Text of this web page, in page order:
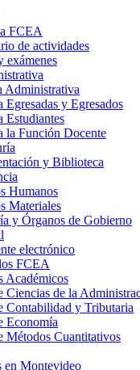
FCEA
de actividades
exámenes
Administrativa
Egresadas y Egresados
Estudiantes
la Función Docente
y Biblioteca
Humanos
Materiales
y Órganos de Gobierno
electrónico
FCEA
Académicos
Ciencias de la
Contabilidad y Tributaria
Economía
Métodos Cuantitativos
en Montevideo